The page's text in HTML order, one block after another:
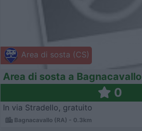
Area di sosta (CS)
Area di sosta a Bagnacavallo
0
In via Stradello, gratuito
Bagnacavallo (RA) - 0.3km